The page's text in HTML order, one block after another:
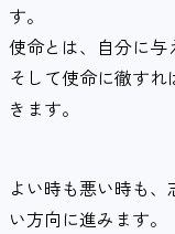
す。
使命とは、自分に与
そして使命に徹す
きます。
よい時も悪い時も
い方向に進みます。